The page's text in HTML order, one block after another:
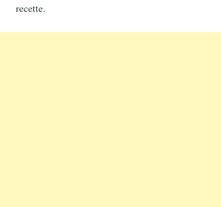
recette.